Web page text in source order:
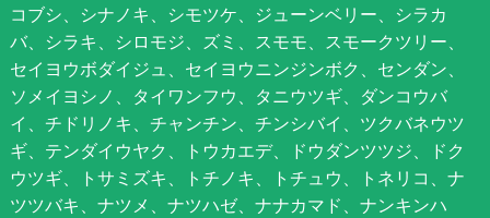
コブシ、シナノキ、シモツケ、ジューンベリー、シラカ
バ、シラキ、シロモジ、ズミ、スモモ、スモークツリー、
セイヨウボダイジュ、セイヨウニンジンボク、センダン、
ソメイヨシノ、タイワンフウ、タニウツギ、ダンコウバ
イ、チドリノキ、チャンチン、チンシバイ、ツクバネウツ
ギ、テンダイウヤク、トウカエデ、ドウダンツツジ、ドク
ウツギ、トサミズキ、トチノキ、トチュウ、トネリコ、ナ
ツツバキ、ナツメ、ナツハゼ、ナナカマド、ナンキンハ